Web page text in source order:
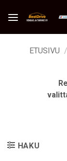
ETUSIVU /
HAKU